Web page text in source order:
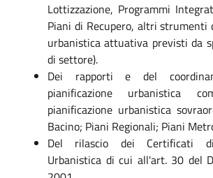
Lottizzazione, Programmi
Piani di Recupero, altri strumenti
urbanistica attuativa previsti da
di settore).
Dei rapporti e del
pianificazione urbanistica
pianificazione urbanistica
Bacino; Piani Regionali; Piani
Del rilascio dei Certificati di
Urbanistica di cui all'art. 30 del